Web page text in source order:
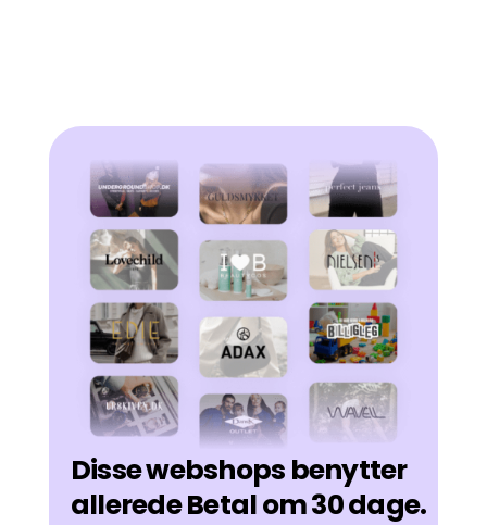
Disse webshops benytter
allerede Betal om 30 dage.